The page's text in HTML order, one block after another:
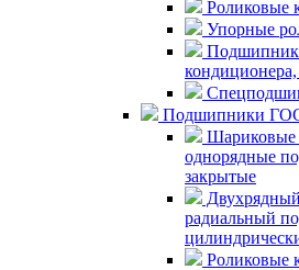
Роликовые
Упорные
Подшипники
Шариковые
однорядные
закрытые
радиальный
Роликовые